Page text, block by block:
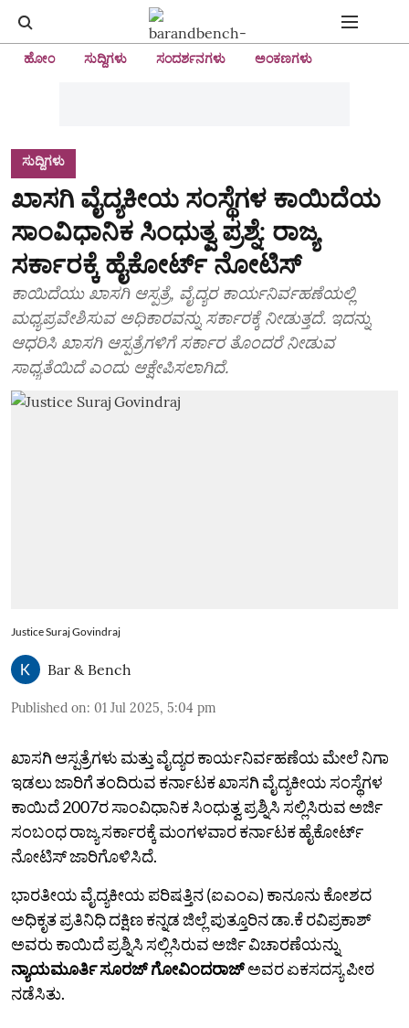
ಹೋಂ ಸುದ್ದಿಗಳು ಸಂದರ್ಶನಗಳು ಅಂಕಣಗಳು
ಸುದ್ದಿಗಳು
ಖಾಸಗಿ ವೈದ್ಯಕೀಯ ಸಂಸ್ಥೆಗಳ ಕಾಯಿದೆಯ
ಸಾಂವಿಧಾನಿಕ ಸಿಂಧುತ್ವ ಪ್ರಶ್ನೆ: ರಾಜ್ಯ
ಸರ್ಕಾರಕ್ಕೆ ಹೈಕೋರ್ಟ್‌ ನೋಟಿಸ್‌
ಕಾಯಿದೆಯು ಖಾಸಗಿ ಆಸ್ಪತ್ರೆ, ವೈದ್ಯರ ಕಾರ್ಯನಿರ್ವಹಣೆಯಲ್ಲಿ
ಮಧ್ಯಪ್ರವೇಶಿಸುವ ಅಧಿಕಾರವನ್ನು ಸರ್ಕಾರಕ್ಕೆ ನೀಡುತ್ತದೆ. ಇದನ್ನು
ಆಧರಿಸಿ ಖಾಸಗಿ ಆಸ್ಪತ್ರೆಗಳಿಗೆ ಸರ್ಕಾರ ತೊಂದರೆ ನೀಡುವ
ಸಾಧ್ಯತೆಯಿದೆ ಎಂದು ಆಕ್ಷೇಪಿಸಲಾಗಿದೆ.
Justice Suraj Govindraj
Bar & Bench
Published on: 01 Jul 2025, 5:04 pm
ಖಾಸಗಿ ಆಸ್ಪತ್ರೆಗಳು ಮತ್ತು ವೈದ್ಯರ ಕಾರ್ಯನಿರ್ವಹಣೆಯ ಮೇಲೆ ನಿಗಾ
ಇಡಲು ಜಾರಿಗೆ ತಂದಿರುವ ಕರ್ನಾಟಕ ಖಾಸಗಿ ವೈದ್ಯಕೀಯ ಸಂಸ್ಥೆಗಳ
ಕಾಯಿದೆ 2007ರ ಸಾಂವಿಧಾನಿಕ ಸಿಂಧುತ್ವ ಪ್ರಶ್ನಿಸಿ ಸಲ್ಲಿಸಿರುವ ಅರ್ಜಿ
ಸಂಬಂಧ ರಾಜ್ಯ ಸರ್ಕಾರಕ್ಕೆ ಮಂಗಳವಾರ ಕರ್ನಾಟಕ ಹೈಕೋರ್ಟ್
ನೋಟಿಸ್ ಜಾರಿಗೊಳಿಸಿದೆ.
ಭಾರತೀಯ ವೈದ್ಯಕೀಯ ಪರಿಷತ್ತಿನ (ಐಎಂಎ) ಕಾನೂನು ಕೋಶದ
ಅಧಿಕೃತ ಪ್ರತಿನಿಧಿ ದಕ್ಷಿಣ ಕನ್ನಡ ಜಿಲ್ಲೆ ಪುತ್ತೂರಿನ ಡಾ.ಕೆ ರವಿಪ್ರಕಾಶ್
ಅವರು ಕಾಯಿದೆ ಪ್ರಶ್ನಿಸಿ ಸಲ್ಲಿಸಿರುವ ಅರ್ಜಿ ವಿಚಾರಣೆಯನ್ನು
ನ್ಯಾಯಮೂರ್ತಿ ಸೂರಜ್ ಗೋವಿಂದರಾಜ್ಅವರ ಏಕಸದಸ್ಯ ಪೀಠ
ನಡೆಸಿತು.